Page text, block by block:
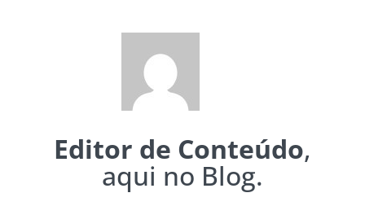
Editor de Conteúdo,
aqui no Blog.